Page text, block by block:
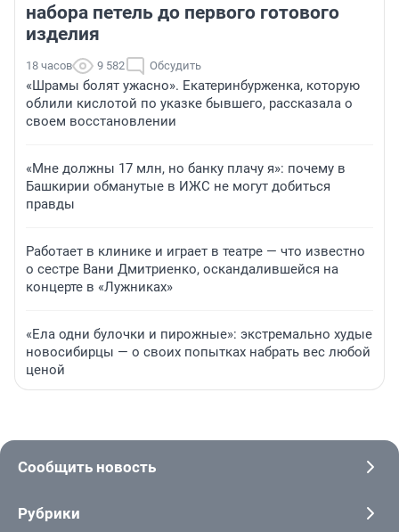
набора петель до первого готового
изделия
18 часов 9 582 Обсудить
«Шрамы болят ужасно». Екатеринбурженка, которую
облили кислотой по указке бывшего, рассказала о
своем восстановлении
«Мне должны 17 млн, но банку плачу я»: почему в
Башкирии обманутые в ИЖС не могут добиться
правды
Работает в клинике и играет в театре — что известно
о сестре Вани Дмитриенко, оскандалившейся на
концерте в «Лужниках»
«Ела одни булочки и пирожные»: экстремально худые
новосибирцы — о своих попытках набрать вес любой
ценой
Сообщить новость
Рубрики